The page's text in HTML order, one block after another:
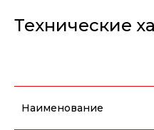
Технические
Наименование